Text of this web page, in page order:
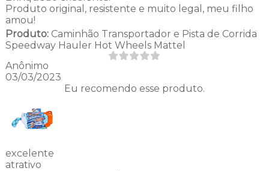
Produto original, resistente e muito legal, meu filho
amou!
Produto:Caminhão Transportador e Pista de Corrida
Speedway Hauler Hot Wheels Mattel
Anônimo
03/03/2023
Eu recomendo esse produto.
excelente
atrativo